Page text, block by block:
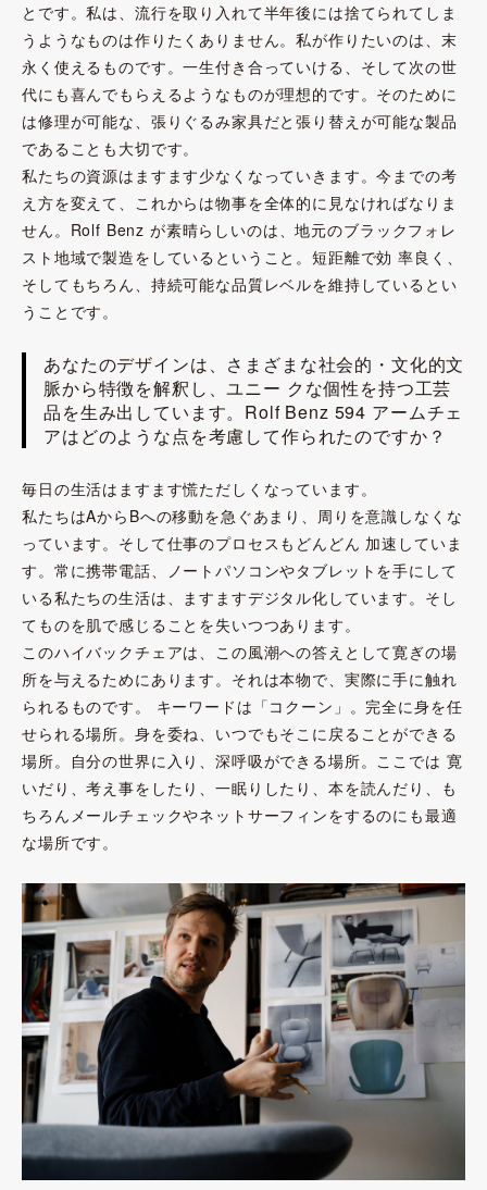
とです。私は、流行を取り入れて半年後には捨てられてしま
うようなものは作りたくありません。私が作りたいのは、末
永く使えるものです。一生付き合っていける、そして次の世
代にも喜んでもらえるようなものが理想的です。そのために
は修理が可能な、張りぐるみ家具だと張り替えが可能な製品
であることも大切です。
私たちの資源はますます少なくなっていきます。今までの考
え方を変えて、これからは物事を全体的に見なければなりま
せん。Rolf Benz が素晴らしいのは、地元のブラックフォレ
スト地域で製造をしているということ。短距離で効 率良く、
そしてもちろん、持続可能な品質レベルを維持しているとい
うことです。
あなたのデザインは、さまざまな社会的・文化的文
脈から特徴を解釈し、ユニー クな個性を持つ工芸
品を生み出しています。Rolf Benz 594 アームチェ
アはどのような点を考慮して作られたのですか？
毎日の生活はますます慌ただしくなっています。
私たちはAからBへの移動を急ぐあまり、周りを意識しなくな
っています。そして仕事のプロセスもどんどん 加速していま
す。常に携帯電話、ノートパソコンやタブレットを手にして
いる私たちの生活は、ますますデジタル化しています。そし
てものを肌で感じることを失いつつあります。
このハイバックチェアは、この風潮への答えとして寛ぎの場
所を与えるためにあります。それは本物で、実際に手に触れ
られるものです。 キーワードは「コクーン」。完全に身を任
せられる場所。身を委ね、いつでもそこに戻ることができる
場所。自分の世界に入り、深呼吸ができる場所。ここでは 寛
いだり、考え事をしたり、一眠りしたり、本を読んだり、も
ちろんメールチェックやネットサーフィンをするのにも最適
な場所です。